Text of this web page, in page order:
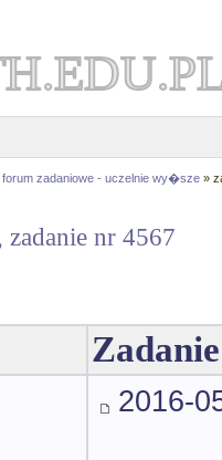
forum zadaniowe - uczelnie wy�sze »
zadanie nr 4567
2016-